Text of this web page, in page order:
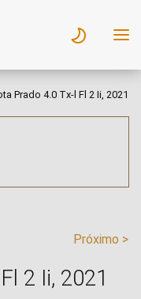
Prado 4.0 Tx-l Fl 2 Ii, 2021
Próximo >
2 Ii, 2021